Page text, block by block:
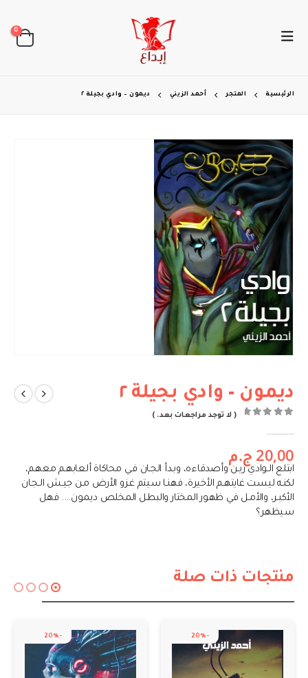
0
الرئيسية المتجر أحمد الزيني ديمون – وادي بجيلة ٢
ديمون – وادي بجيلة ٢
( لا توجد مراجعات بعد. )
20,00 ج.م
ابتلع الـوادي زيـن وأصدقاءه، وبـدأ الجـان فـي محاكاة ألعابهـم معهـم،
لكنـه ليست غايتهـم الأخيرة، فهنـا سيتم غـزو الأرض مـن جيـش الـجـان
الأكبـر، والأمـل في ظهور المختار والبطـل المخلص ديمون…. فهل
سيظهر؟
منتجات ذات صلة
-20%
-20%